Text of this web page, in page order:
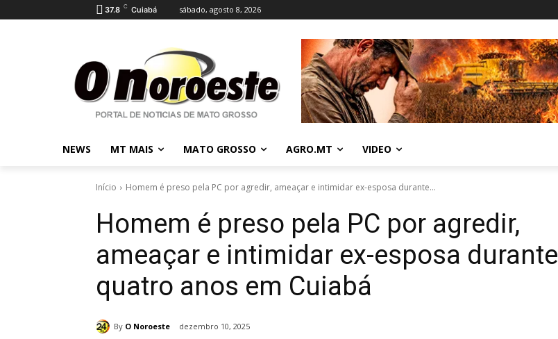
37.8 C Cuiabá sábado, agosto 8, 2026
NEWS MT MAIS MATO GROSSO AGRO.MT VIDEO
Início Homem é preso pela PC por agredir, ameaçar e intimidar ex-esposa durante...
Homem é preso pela PC por agredir,
ameaçar e intimidar ex-esposa durante
quatro anos em Cuiabá
By O Noroeste dezembro 10, 2025